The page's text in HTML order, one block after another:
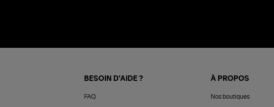
BESOIN D'AIDE ?
FAQ
À PROPOS
Nos boutiques